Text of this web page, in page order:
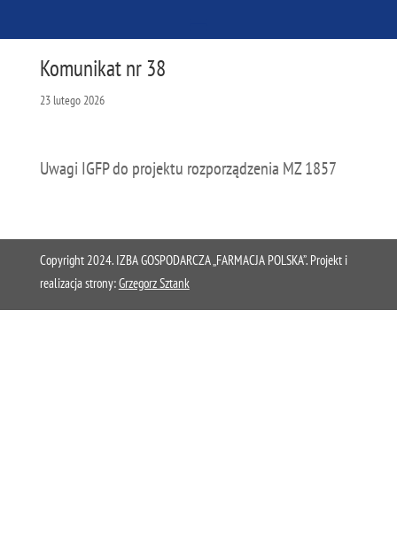
Komunikat nr 38
23 lutego 2026
Uwagi IGFP do projektu rozporządzenia MZ 1857
Copyright 2024. IZBA GOSPODARCZA „FARMACJA POLSKA”. Projekt i
realizacja strony:Grzegorz Sztank